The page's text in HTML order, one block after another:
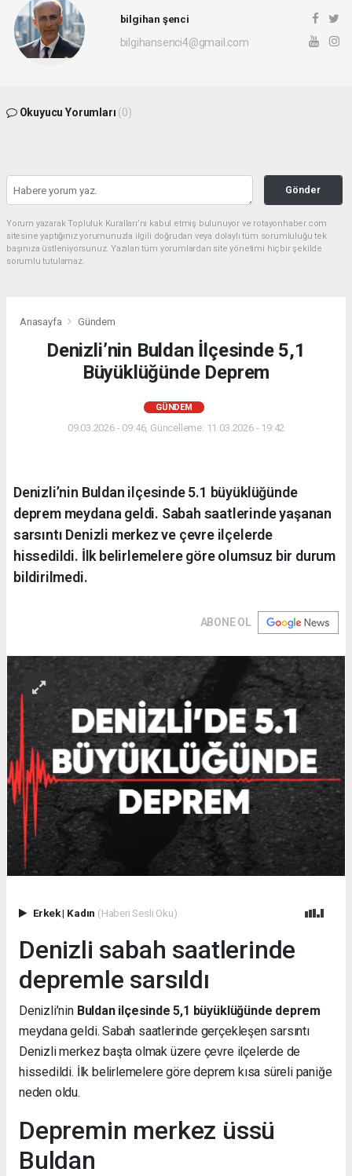
bilgihan şenci
bilgihansenci4@gmail.com
Okuyucu Yorumları (0)
Gönder
Yorum yazarak Topluluk Kuralları’nı kabul etmiş bulunuyor ve rotayonhaber.com
sitesine yaptığınız yorumunuzla ilgili doğrudan veya dolaylı tüm sorumluluğu tek
başınıza üstleniyorsunuz. Yazılan tüm yorumlardan site yönetimi hiçbir şekilde
sorumlu tutulamaz.
Anasayfa Gündem
Denizli’nin Buldan İlçesinde 5,1
Büyüklüğünde Deprem
GÜNDEM
09.03.2026 - 09:46, Güncelleme: 11.03.2026 - 19:42
Denizli’nin Buldan ilçesinde 5.1 büyüklüğünde
deprem meydana geldi. Sabah saatlerinde yaşanan
sarsıntı Denizli merkez ve çevre ilçelerde
hissedildi. İlk belirlemelere göre olumsuz bir durum
bildirilmedi.
ABONE OL
Erkek| Kadın (Haberi Sesli Oku)
Denizli sabah saatlerinde
depremle sarsıldı
Denizli’nin Buldan ilçesinde 5,1 büyüklüğünde deprem
meydana geldi. Sabah saatlerinde gerçekleşen sarsıntı
Denizli merkez başta olmak üzere çevre ilçelerde de
hissedildi. İlk belirlemelere göre deprem kısa süreli paniğe
neden oldu.
Depremin merkez üssü
Buldan